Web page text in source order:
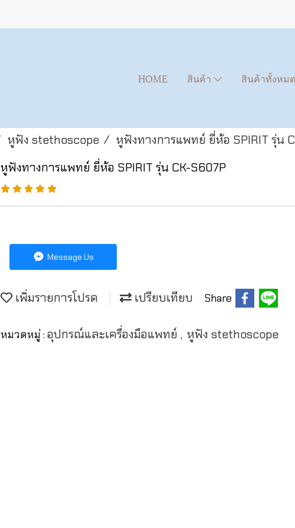
HOME สินค้า สินค้าทั้งหมด
หูฟัง stethoscope หูฟังทางการแพทย์ ยี่ห้อ SPIRIT รุ่น
หูฟังทางการแพทย์ ยี่ห้อ SPIRIT รุ่น CK-S607P
Message Us
เพิ่มรายการโปรด เปรียบเทียบ Share
หมวดหมู่ : อุปกรณ์และเครื่องมือแพทย์ , หูฟัง stethoscope